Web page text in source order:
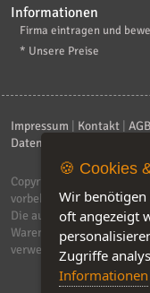
Informationen
Firma eintragen und
* Unsere Preise
Impressum Kontakt AGB
Datenschutzerklärung
Copyright © 2026
vorbehalten.
Die auf dieser Seite
Warenzeichen sind
verwendet Affiliat-Links,
🍪 Cookies
Wir benötigen
oft angezeigt
Zugriffe
Informationen